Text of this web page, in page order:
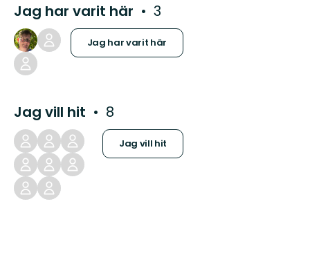
Jag har varit här 3
Jag har varit här
Jag vill hit 8
Jag vill hit